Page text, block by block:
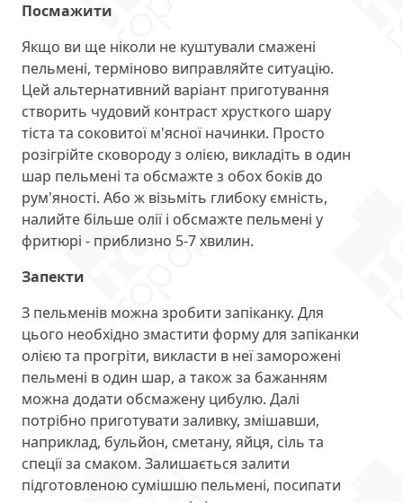
Посмажити
Якщо ви ще ніколи не куштували смажені
пельмені, терміново виправляйте ситуацію.
Цей альтернативний варіант приготування
створить чудовий контраст хрусткого шару
тіста та соковитої м'ясної начинки. Просто
розігрійте сковороду з олією, викладіть в один
шар пельмені та обсмажте з обох боків до
рум'яності. Або ж візьміть глибоку ємність,
налийте більше олії і обсмажте пельмені у
фритюрі - приблизно 5-7 хвилин.
Запекти
З пельменів можна зробити запіканку. Для
цього необхідно змастити форму для запіканки
олією та прогріти, викласти в неї заморожені
пельмені в один шар, а також за бажанням
можна додати обсмажену цибулю. Далі
потрібно приготувати заливку, змішавши,
наприклад, бульйон, сметану, яйця, сіль та
спеції за смаком. Залишається залити
підготовленою сумішшю пельмені, посипати